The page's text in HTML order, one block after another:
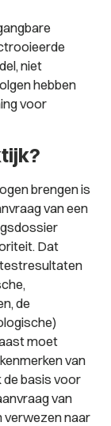
niet
hebben
voor
brengen is
van een
Dat
de
moet
van
basis voor
van
verwezen naar